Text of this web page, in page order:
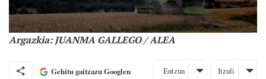
Argazkia: JUANMA GALLEGO / ALEA
Gehitu gaitzazu Googlen Entzun Itzuli